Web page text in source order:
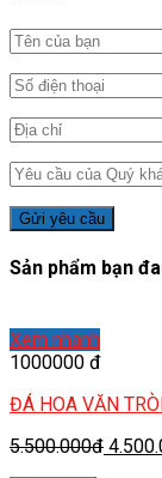
Sản phẩm bạn
Xem nhanh
1000000 đ
ĐÁ HOA VĂN
5.500.000đ